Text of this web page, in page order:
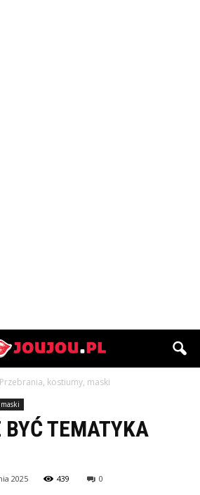
Przebrania, kostiumy, maski
TEMATYKA
2025 439 0